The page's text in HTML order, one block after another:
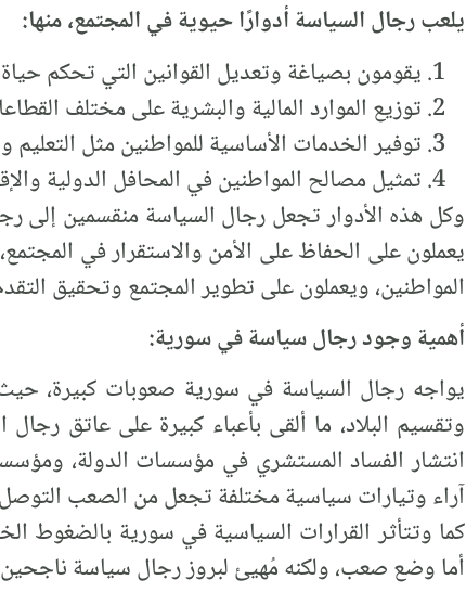
يلعب رجال السياسة أدوارًا حيوية في المجتمع، منها:
يقومون بصياغة وتعديل القوانين التي تحكم
توزيع الموارد المالية والبشرية على مختلف
توفير الخدمات الأساسية للمواطنين مثل
تمثيل مصالح المواطنين في المحافل الدولية
وكل هذه الأدوار تجعل رجال السياسة منقسمين إلى
يعملون على الحفاظ على الأمن والاستقرار في
المواطنين، ويعملون على تطوير المجتمع وتحقيق
أهمية وجود رجال سياسة في سورية:
يواجه رجال السياسة في سورية صعوبات كبيرة، حيث
وتقسيم البلاد، ما ألقى بأعباء كبيرة على عاتق
انتشار الفساد المستشري في مؤسسات الدولة،
آراء وتيارات سياسية مختلفة تجعل من الصعب
كما وتتأثر القرارات السياسية في سورية بالضغوط
أما وضع صعب، ولكنه مُهيئ لبروز رجال سياسة